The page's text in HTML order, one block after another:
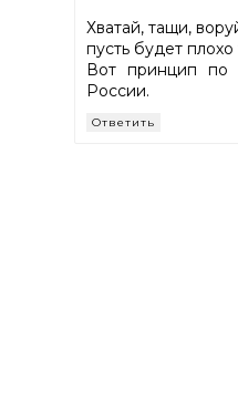
Хватай, тащи,
пусть будет
Вот принцип по
России.
Ответить